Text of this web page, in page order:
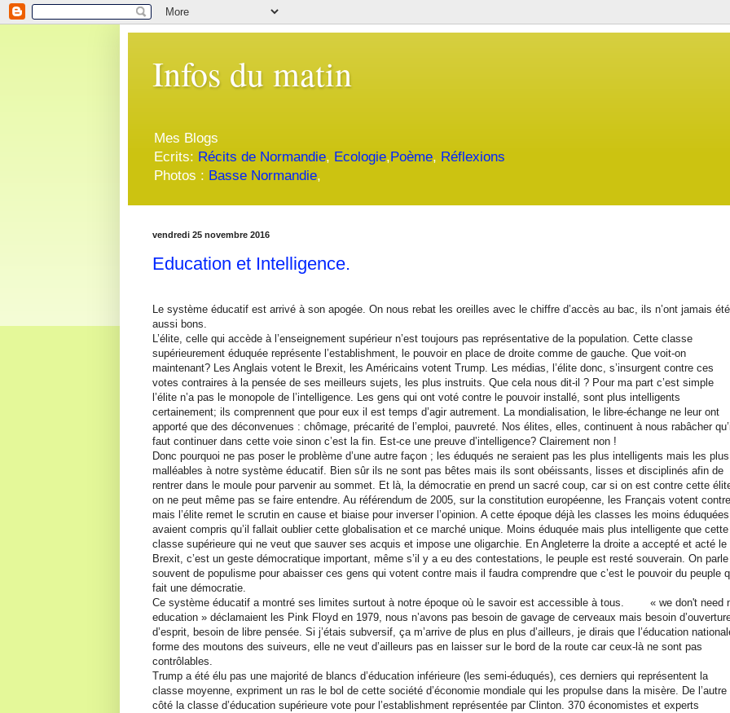
Infos du matin
Mes Blogs
Ecrits: Récits de Normandie, Ecologie, Poème, Réflexions
Photos : Basse Normandie,
vendredi 25 novembre 2016
Education et Intelligence.
Le système éducatif est arrivé à son apogée. On nous rebat les oreilles avec le chiffre d’accès au bac, ils n’ont jamais été
aussi bons.
L’élite, celle qui accède à l’enseignement supérieur n’est toujours pas représentative de la population. Cette classe
supérieurement éduquée représente l’establishment, le pouvoir en place de droite comme de gauche. Que voit-on
maintenant? Les Anglais votent le Brexit, les Américains votent Trump. Les médias, l’élite donc, s’insurgent contre ces
votes contraires à la pensée de ses meilleurs sujets, les plus instruits. Que cela nous dit-il ? Pour ma part c’est simple
l’élite n’a pas le monopole de l’intelligence. Les gens qui ont voté contre le pouvoir installé, sont plus intelligents
certainement; ils comprennent que pour eux il est temps d’agir autrement. La mondialisation, le libre-échange ne leur ont
apporté que des déconvenues : chômage, précarité de l’emploi, pauvreté. Nos élites, elles, continuent à nous rabâcher
faut continuer dans cette voie sinon c’est la fin. Est-ce une preuve d’intelligence? Clairement non !
Donc pourquoi ne pas poser le problème d’une autre façon ; les éduqués ne seraient pas les plus intelligents mais les plus
malléables à notre système éducatif. Bien sûr ils ne sont pas bêtes mais ils sont obéissants, lisses et disciplinés afin de
rentrer dans le moule pour parvenir au sommet. Et là, la démocratie en prend un sacré coup, car si on est contre cette
on ne peut même pas se faire entendre. Au référendum de 2005, sur la constitution européenne, les Français votent contre
mais l’élite remet le scrutin en cause et biaise pour inverser l’opinion. A cette époque déjà les classes les moins éduquées
avaient compris qu’il fallait oublier cette globalisation et ce marché unique. Moins éduquée mais plus intelligente que cette
classe supérieure qui ne veut que sauver ses acquis et impose une oligarchie. En Angleterre la droite a accepté et acté le
Brexit, c’est un geste démocratique important, même s’il y a eu des contestations, le peuple est resté souverain. On parle
souvent de populisme pour abaisser ces gens qui votent contre mais il faudra comprendre que c’est le pouvoir du peuple
fait une démocratie.
Ce système éducatif a montré ses limites surtout à notre époque où le savoir est accessible à tous. « we don't need
education » déclamaient les Pink Floyd en 1979, nous n’avons pas besoin de gavage de cerveaux mais besoin
d’esprit, besoin de libre pensée. Si j’étais subversif, ça m’arrive de plus en plus d’ailleurs, je dirais que l’éducation
forme des moutons des suiveurs, elle ne veut d’ailleurs pas en laisser sur le bord de la route car ceux-là ne sont pas
contrôlables.
Trump a été élu pas une majorité de blancs d’éducation inférieure (les semi-éduqués), ces derniers qui représentent la
classe moyenne, expriment un ras le bol de cette société d’économie mondiale qui les propulse dans la misère. De l’autre
côté la classe d’éducation supérieure vote pour l’establishment représentée par Clinton. 370 économistes et experts